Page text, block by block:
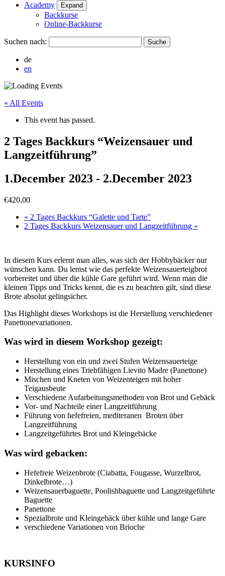
Academy
Expand
Backkurse
Online-Backkurse
Suchen nach:
de
en
« All Events
This event has passed.
2 Tages Backkurs “Weizensauer und
Langzeitführung”
1.December 2023 - 2.December 2023
€420,00
« 2 Tages Backkurs “Galette und Tarte”
2 Tages Backkurs Weizensauer und Langzeitführung »
In diesem Kurs erlernt man alles, was sich der Hobbybäcker nur
wünschen kann. Du lernst wie das perfekte Weizensauerteigbrot
vorbereitet und über die kühle Gare geführt wird. Wenn man die
kleinen Tipps und Tricks kennt, die es zu beachten gilt, sind diese
Brote absolut gelingsicher.
Das Highlight dieses Workshops ist die Herstellung verschiedener
Panettonevariationen.
Was wird in diesem Workshop gezeigt:
Herstellung von ein und zwei Stufen Weizensauerteige
Herstellung eines Triebfähigen Lievito Madre (Panettone)
Mischen und Kneten von Weizenteigen mit hoher
Teigausbeute
Verschiedene Aufarbeitungsmethoden von Brot und Gebäck
Vor- und Nachteile einer Langzeitführung
Führung von hefefreien, mediteranen Broten über
Langzeitführung
Langzeitgeführtes Brot und Kleingebäcke
Was wird gebacken:
Hefefreie Weizenbrote (Ciabatta, Fougasse, Wurzelbrot,
Dinkelbrote…)
Weizensauerbaguette, Poolishbaguette und Langzeitgeführte
Baguette
Panettone
Spezialbrote und Kleingebäck über kühle und lange Gare
verschiedene Variationen von Brioche
KURSINFO